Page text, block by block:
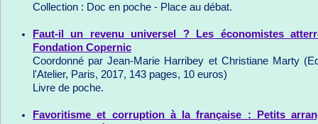
Collection : Doc en poche - Place au débat.
Faut-il un revenu universel ? Les économistes
Fondation Copernic
Coordonné par Jean-Marie Harribey et Christiane Marty
l'Atelier, Paris, 2017, 143 pages, 10 euros)
Livre de poche.
Favoritisme et corruption à la française : Petits